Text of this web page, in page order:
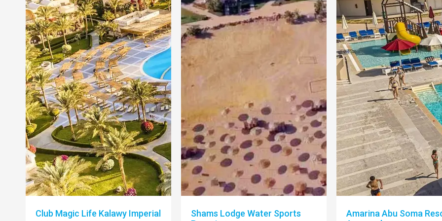
Club Magic Life Kalawy Imperial
Shams Lodge Water Sports
Amarina Abu Soma